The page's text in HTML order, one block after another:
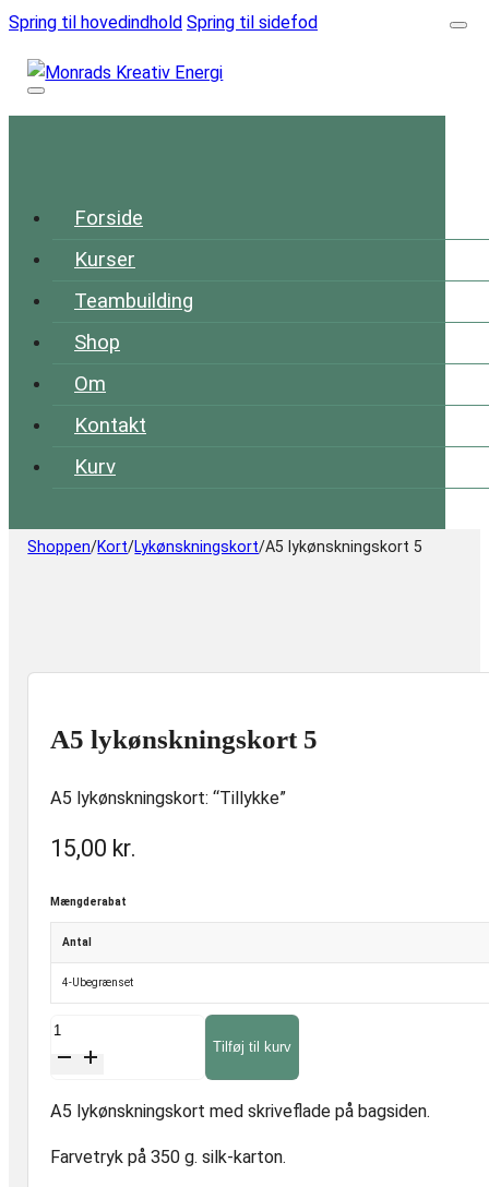
Spring til hovedindhold Spring til sidefod
Forside
Kurser
Teambuilding
Shop
Om
Kontakt
Kurv
Shoppen/Kort/Lykønskningskort/A5 lykønskningskort 5
A5 lykønskningskort 5
A5 lykønskningskort: “Tillykke”
15,00 kr.
Mængderabat
Antal
4-Ubegrænset
A5
lykønskningskort
antal
Tilføj til kurv
A5 lykønskningskort med skriveflade på bagsiden.
Farvetryk på 350 g. silk-karton.